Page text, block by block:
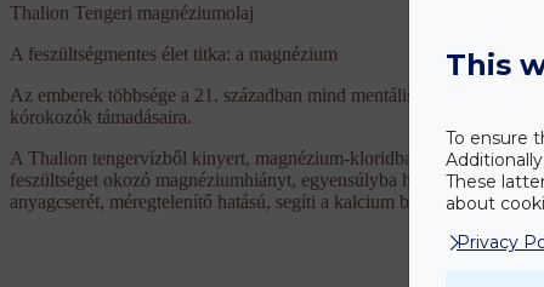
Thalion Tengeri magnéziumolaj
A feszültségmentes élet titka: a magnézium
Az emberek többsége a 21. században mind mentálisan, mind
kórokozók támadásaira.
A Thalion tengervízből kinyert, magnézium-kloridban telített, 100%-
feszültséget okozó magnéziumhiányt, egyensúlyba hozza az
anyagcserét, méregtelenítő hatású, segíti a kalcium beépülését, a
This
To ensure
These
about
Privacy